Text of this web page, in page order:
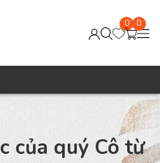
0 0
của quý Cô từ